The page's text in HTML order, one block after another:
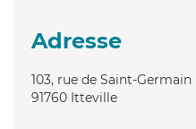
Adresse
103, rue de Saint-Germain
91760 Itteville